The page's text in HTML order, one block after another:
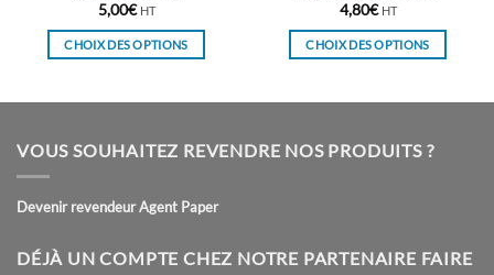
5,00€ HT
CHOIX DES OPTIONS
variations.
options
être
4,80€ HT
CHOIX DES OPTIONS
variations.
être
VOUS SOUHAITEZ REVENDRE NOS PRODUITS ?
Devenir revendeur Agent Paper
DÉJÀ UN COMPTE CHEZ NOTRE PARTENAIRE FAIRE